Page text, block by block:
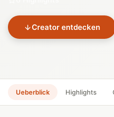
Creator entdecken
Ueberblick Highlights